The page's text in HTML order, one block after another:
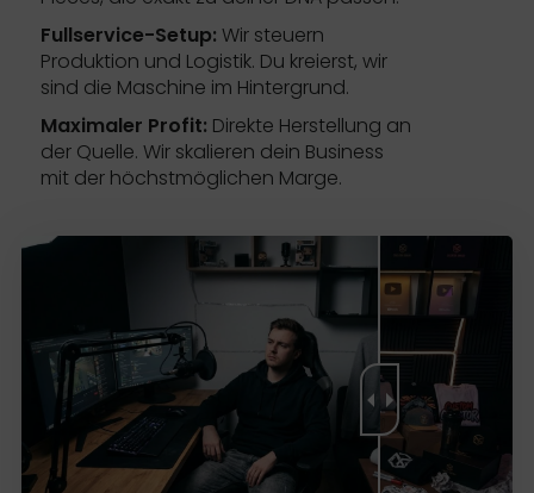
Fullservice-Setup: Wir steuern
Produktion und Logistik. Du kreierst, wir
sind die Maschine im Hintergrund.
Maximaler Profit: Direkte Herstellung an
der Quelle. Wir skalieren dein Business
mit der höchstmöglichen Marge.